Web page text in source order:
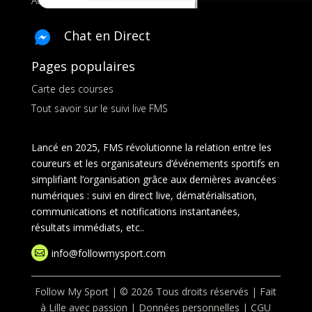
Chat en Direct
Pages populaires
Carte des courses
Tout savoir sur le suivi live FMS
Lancé en 2025, FMS révolutionne la relation entre les
coureurs et les organisateurs d’événements sportifs en
simplifiant l’organisation grâce aux dernières avancées
numériques : suivi en direct live, dématérialisation,
communications et notifications instantanées,
résultats immédiats, etc..
 info@followmysport.com
Follow My Sport | © 2026 Tous droits réservés | Fait
à Lille avec passion | Données personnelles |CGU